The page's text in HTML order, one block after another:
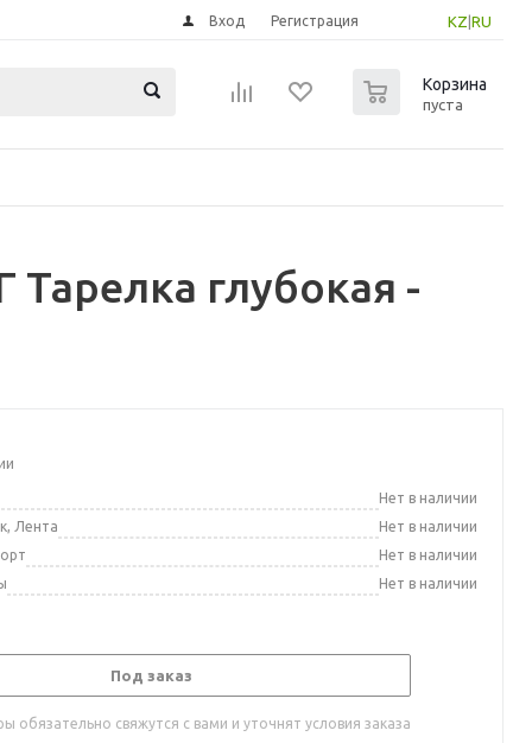
KZ RU
Вход Регистрация
Корзина
пуста
глубокая -
Нет в наличии
Лента
Нет в наличии
Нет в наличии
Нет в наличии
Под заказ
обязательно свяжутся с вами и уточнят условия заказа